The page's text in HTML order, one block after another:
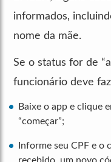
informados,
nome da mãe.
Se o status for de
funcionário deve
Baixe o app e clique
“começar”;
Informe seu CPF e o
recebido, um novo